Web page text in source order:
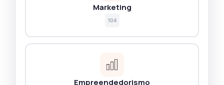
Marketing
104
Empreendedorismo